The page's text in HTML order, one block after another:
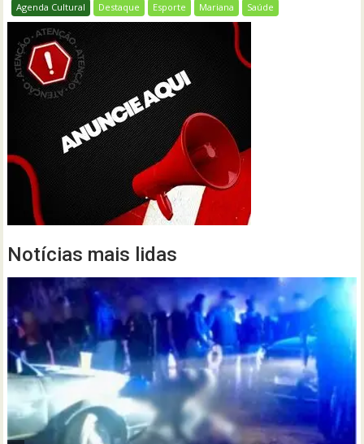
Agenda Cultural Destaque Esporte Mariana Saúde
Notícias mais lidas